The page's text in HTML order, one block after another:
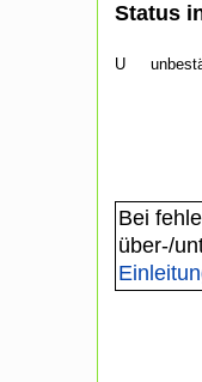
Status
U
Bei
über-/